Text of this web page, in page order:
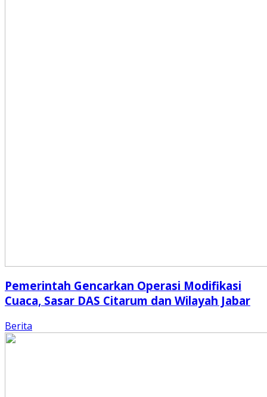
Pemerintah Gencarkan Operasi Modifikasi
Cuaca, Sasar DAS Citarum dan Wilayah Jabar
Berita